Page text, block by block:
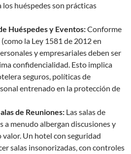
huéspedes son prácticas
Huéspedes y Eventos:Conforme
la Ley 1581 de 2012 en
y empresariales deben ser
confidencialidad. Esto implica
seguros, políticas de
entrenado en la protección de
de Reuniones: Las salas de
a menudo albergan discusiones y
Un hotel con seguridad
salas insonorizadas, con controles